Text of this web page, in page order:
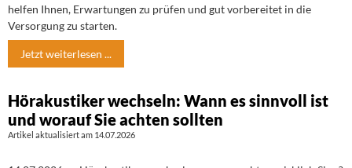
helfen Ihnen, Erwartungen zu prüfen und gut vorbereitet in die
Versorgung zu starten.
Jetzt weiterlesen ...
Hörakustiker wechseln: Wann es sinnvoll ist
und worauf Sie achten sollten
Artikel aktualisiert am 14.07.2026